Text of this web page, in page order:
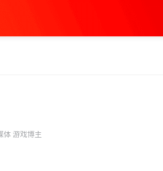
体 游戏博主